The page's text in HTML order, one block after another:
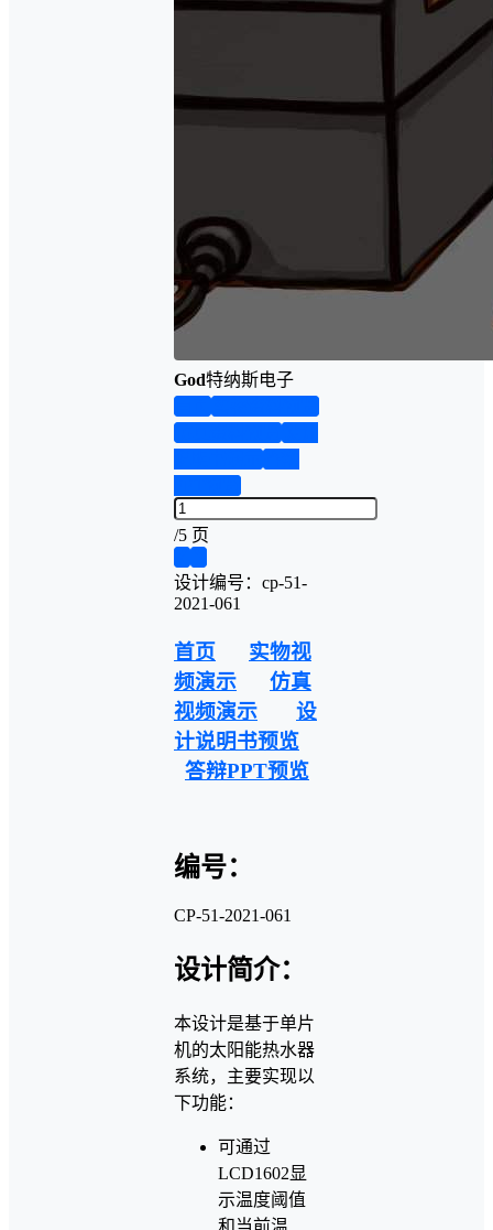
God特纳斯电子
/5 页
设计编号：cp-51-
2021-061
首页
实物视
频演示
仿真
视频演示
设
计说明书预览
答辩PPT预览
编号：
CP-51-2021-061
设计简介：
本设计是基于单片
机的太阳能热水器
系统，主要实现以
下功能：
可通过
LCD1602显
示温度阈值
和当前温